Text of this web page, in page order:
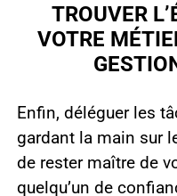
TROUVER
VOTRE
Enfin, déléguer les
gardant la main sur
de rester maître de
quelqu’un de